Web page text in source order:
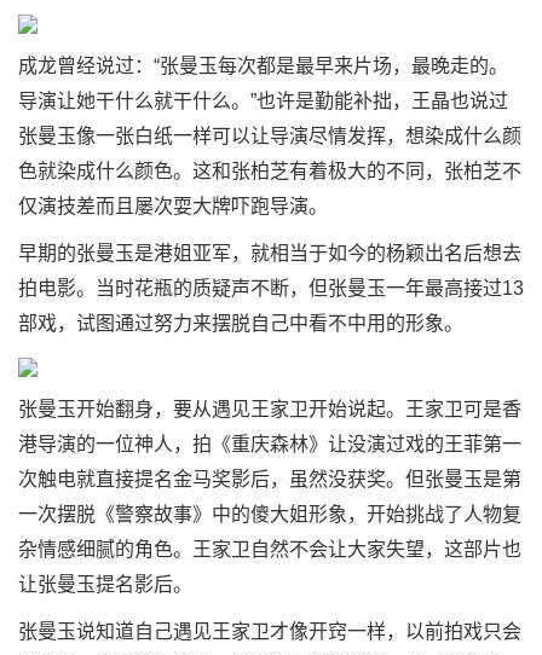
成龙曾经说过：“张曼玉每次都是最早来片场，最晚走的。
导演让她干什么就干什么。”也许是勤能补拙，王晶也说过
张曼玉像一张白纸一样可以让导演尽情发挥，想染成什么颜
色就染成什么颜色。这和张柏芝有着极大的不同，张柏芝不
仅演技差而且屡次耍大牌吓跑导演。
早期的张曼玉是港姐亚军，就相当于如今的杨颖出名后想去
拍电影。当时花瓶的质疑声不断，但张曼玉一年最高接过13
部戏，试图通过努力来摆脱自己中看不中用的形象。
张曼玉开始翻身，要从遇见王家卫开始说起。王家卫可是香
港导演的一位神人，拍《重庆森林》让没演过戏的王菲第一
次触电就直接提名金马奖影后，虽然没获奖。但张曼玉是第
一次摆脱《警察故事》中的傻大姐形象，开始挑战了人物复
杂情感细腻的角色。王家卫自然不会让大家失望，这部片也
让张曼玉提名影后。
张曼玉说知道自己遇见王家卫才像开窍一样，以前拍戏只会